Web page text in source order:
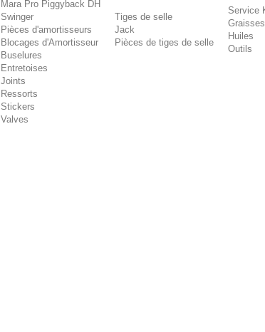
Mara Pro Piggyback DH
Swinger
Pièces d'amortisseurs
Blocages d'Amortisseur
Buselures
Entretoises
Joints
Ressorts
Stickers
Valves
Tiges de selle
Jack
Pièces de tiges de selle
Service
Graisses
Huiles
Outils